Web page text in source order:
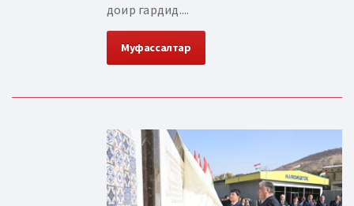
доир гардид....
Муфассалтар